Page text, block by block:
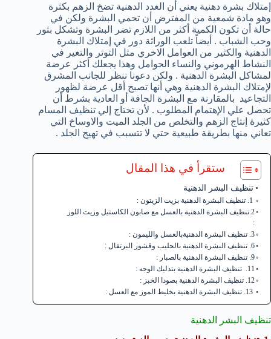
إمتلاك بشرة دهنية يعني أن الغدد الدهنية تضخ الزهم بكثرة
وهو مادة شمعية من المفترض أن تحمي البشرة ولكن في
حالة أن تكون الكمية أكثر من اللازم تضر البشرة وتشكل بثور
وحب الشباب . أيضاً تلعب الوراثة دور في إمتلاك البشرة
الدهنية والكثير من العوامل الاخري مثل التوتر والتغير في
النشاط الهرموني والنساء الحوامل وهذا يجعلك أكثر عرضة
لمشاكل البشرة الدهنية . ولكن دعونا ننظر للجانب المشرق
لإمتلاك البشرة الدهنية وهي أنها تصبح أقل عرضة لظهور
التجاعيد بالمقارنة مع البشرة الجافة أو العادية بشرط أن
تحصل علي الإهتمام المطلوب . لأن تحتاج إلي تنظيف المسام
كثيرة إنتاج الزهم والتخلص من الجلد الميت والاوساخ التي
تعاني منها بطريقة طبيعية حتي لا تتسبب في تهيج الجلد .
ستقرأ في هذا المقال
تنظيف البشر الدهنية
2.تنظيف البشرة الدهنية بالعسل مع صابون الكاستيل وزيت اللوز
:
3. تنظيف البشرة الدهنيةبالعسل والليمون :
6. تنظيف البشرة الدهنية بالحليب وقشور البرتقال :
9. تنظيف البشرة الدهنية بالصبار :
11. تنظيف البشرة الدهنية بتدليك الوجه :
12. تنظيف البشرة الدهنية بصودا الخبز :
13. تنظيف البشرة الدهنية بخليط الموز مع العسل :
تنظيف البشر الدهنية